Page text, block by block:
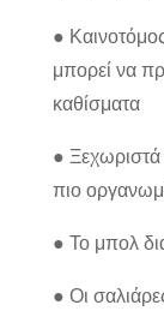
●
μπορεί να
καθίσματα
●
πιο
● Το μπολ
● Οι